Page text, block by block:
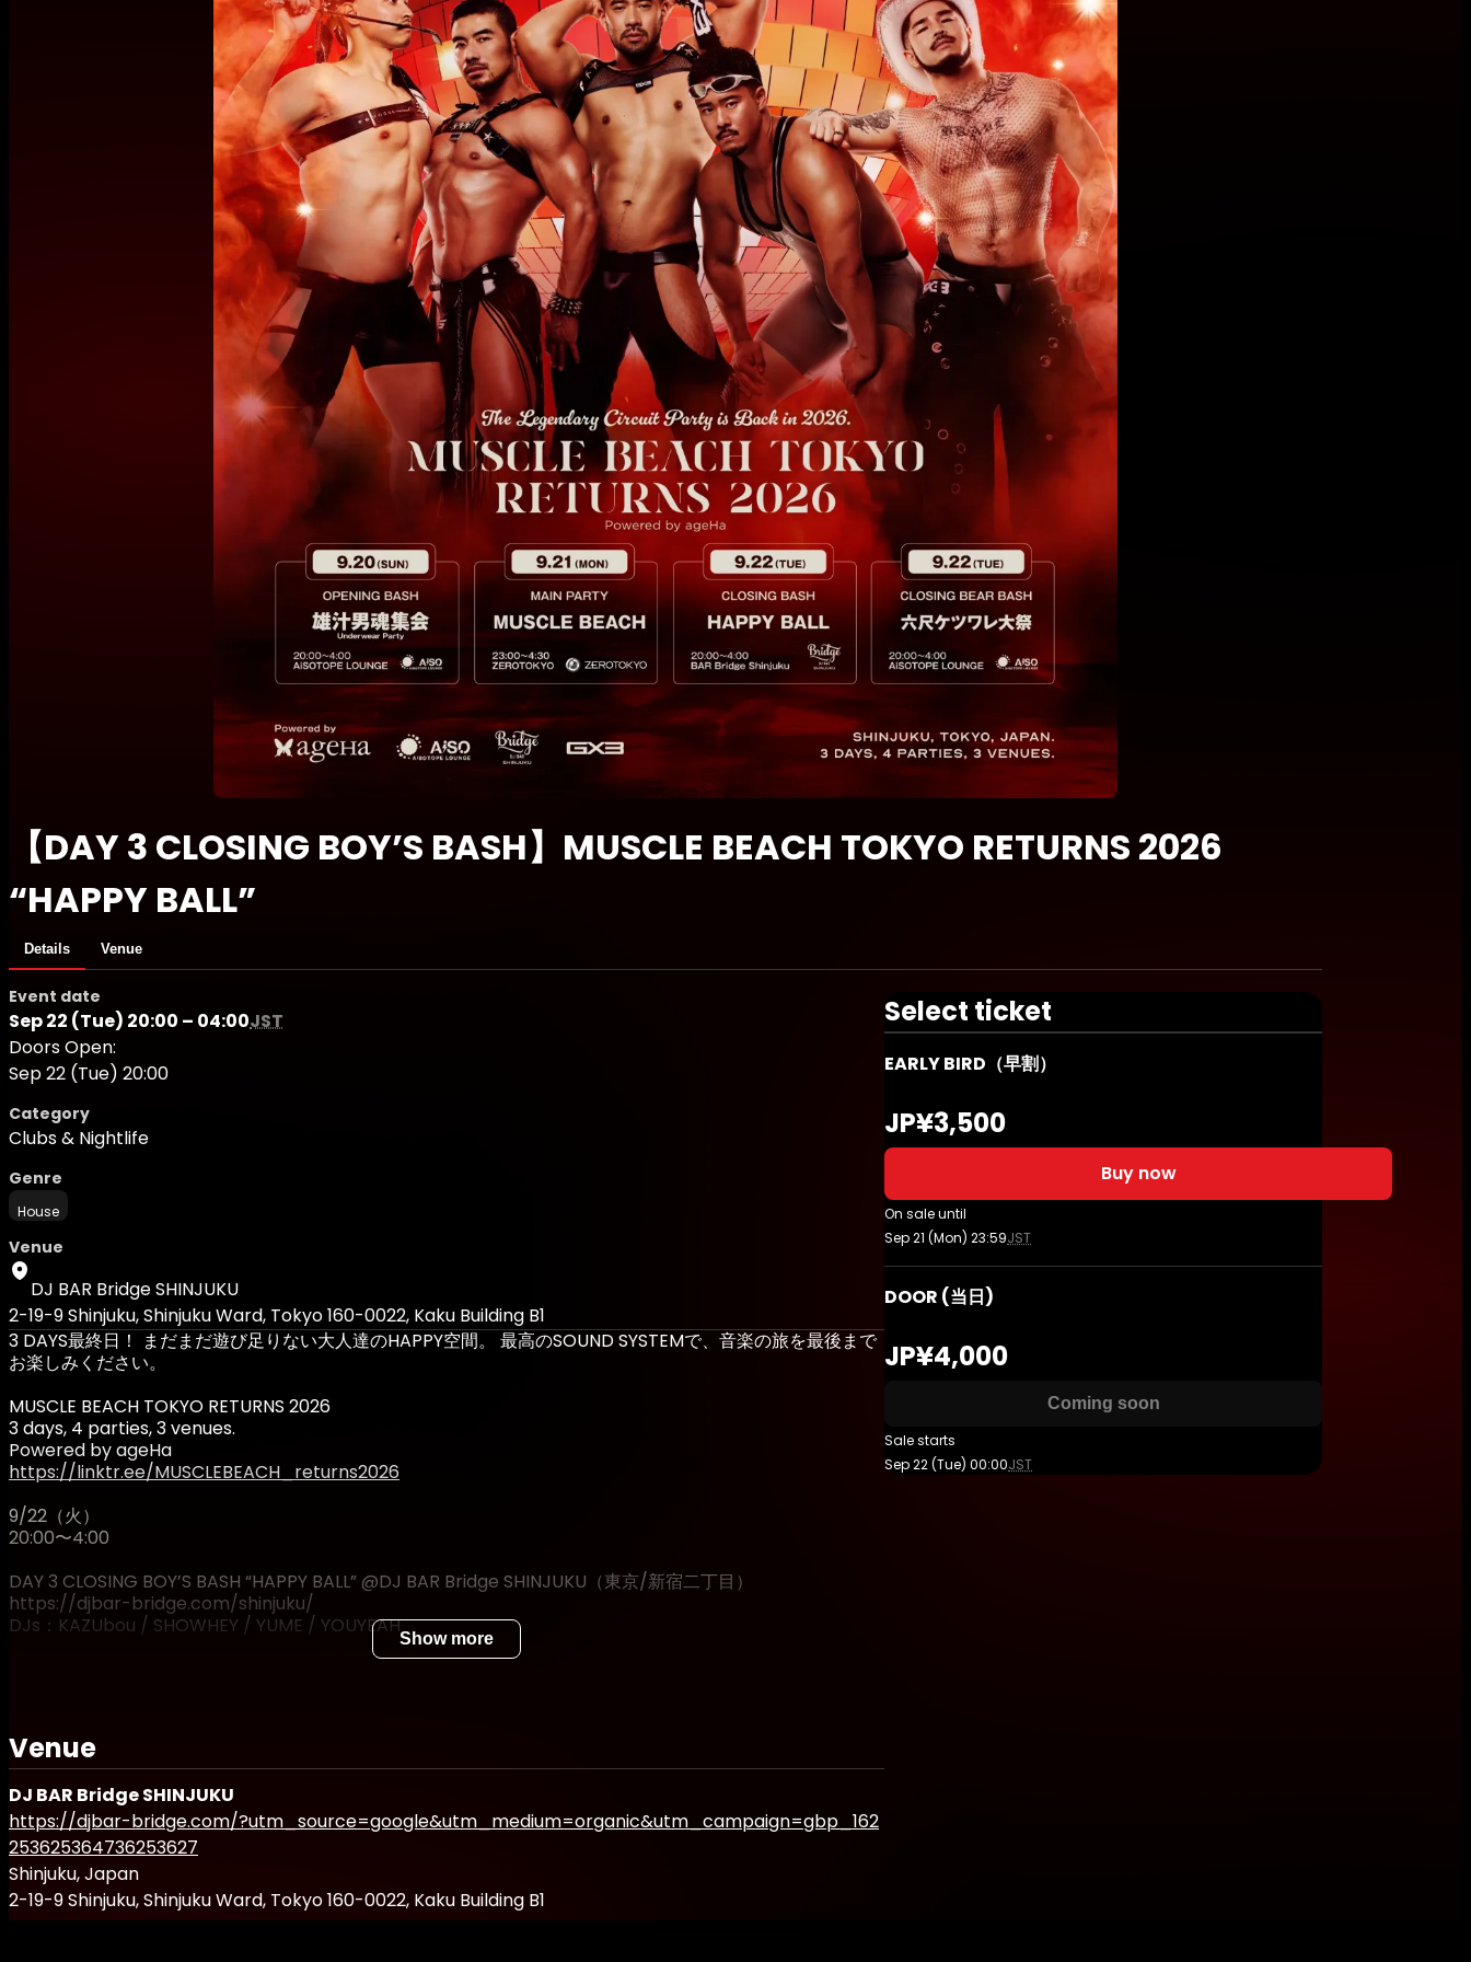
【DAY 3 CLOSING BOY’S BASH】MUSCLE BEACH TOKYO RETURNS 2026
“HAPPY BALL”
Details Venue
Event date
Sep 22 (Tue) 20:00 – 04:00JST
Doors Open:
Sep 22 (Tue) 20:00
Category
Clubs & Nightlife
Genre
House
Venue
DJ BAR Bridge SHINJUKU
2-19-9 Shinjuku, Shinjuku Ward, Tokyo 160-0022, Kaku Building B1
3 DAYS最終日！ まだまだ遊び足りない大人達のHAPPY空間。 最高のSOUND SYSTEMで、音楽の旅を最後まで
お楽しみください。
MUSCLE BEACH TOKYO RETURNS 2026
3 days, 4 parties, 3 venues.
Powered by ageHa
https://linktr.ee/MUSCLEBEACH_returns2026
9/22（火）
20:00〜4:00
DAY 3 CLOSING BOY’S BASH “HAPPY BALL” @DJ BAR Bridge SHINJUKU（東京/新宿二丁目）
https://djbar-bridge.com/shinjuku/
DJs：KAZUbou / SHOWHEY / YUME / YOUYEAH
＊DOOR（当日）：¥4,000( 販売期間：9/20〜9/21)
BOY'S&BEAR'S COMBO TICKET from here.
https://ageha.zaiko.io/e/musclebeach26-musclebeach
INFORMATION
https://https://linktr.ee/MUSCLEBEACH_returns2026
Show more
Venue
DJ BAR Bridge SHINJUKU
https://djbar-bridge.com/?utm_source=google&utm_medium=organic&utm_campaign=gbp_162
253625364736253627
Shinjuku, Japan
2-19-9 Shinjuku, Shinjuku Ward, Tokyo 160-0022, Kaku Building B1
Select ticket
EARLY BIRD（早割）
JP¥3,500
Buy now
On sale until
Sep 21 (Mon) 23:59JST
DOOR (当日)
JP¥4,000
Coming soon
Sale starts
Sep 22 (Tue) 00:00JST